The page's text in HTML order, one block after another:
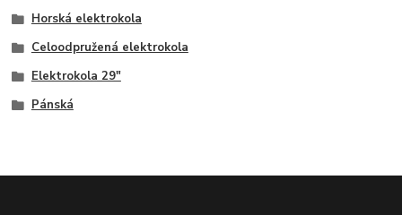
Horská elektrokola
Celoodpružená elektrokola
Elektrokola 29"
Pánská